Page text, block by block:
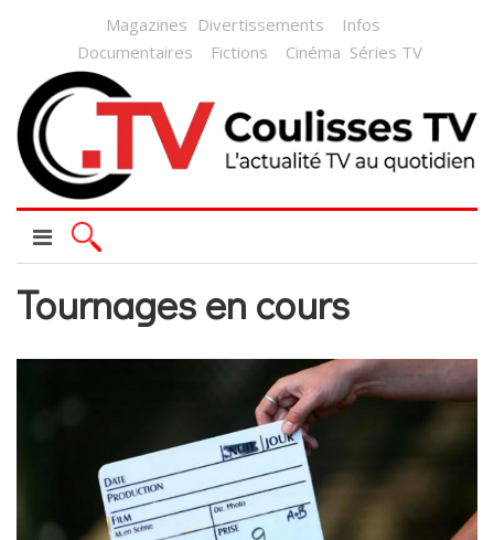
Magazines Divertissements
Infos
Documentaires
Fictions Cinéma Séries TV
Tournages en cours